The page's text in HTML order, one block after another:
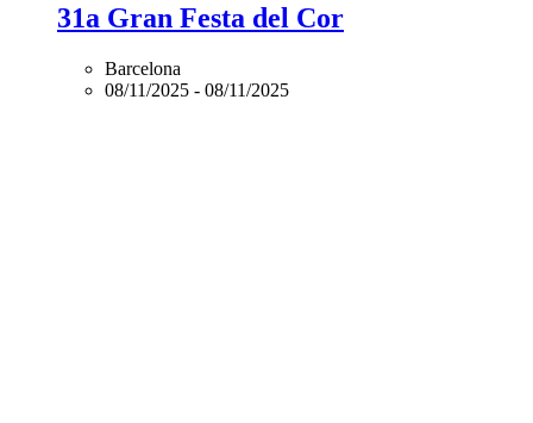
31a Gran Festa del Cor
Barcelona
08/11/2025 - 08/11/2025